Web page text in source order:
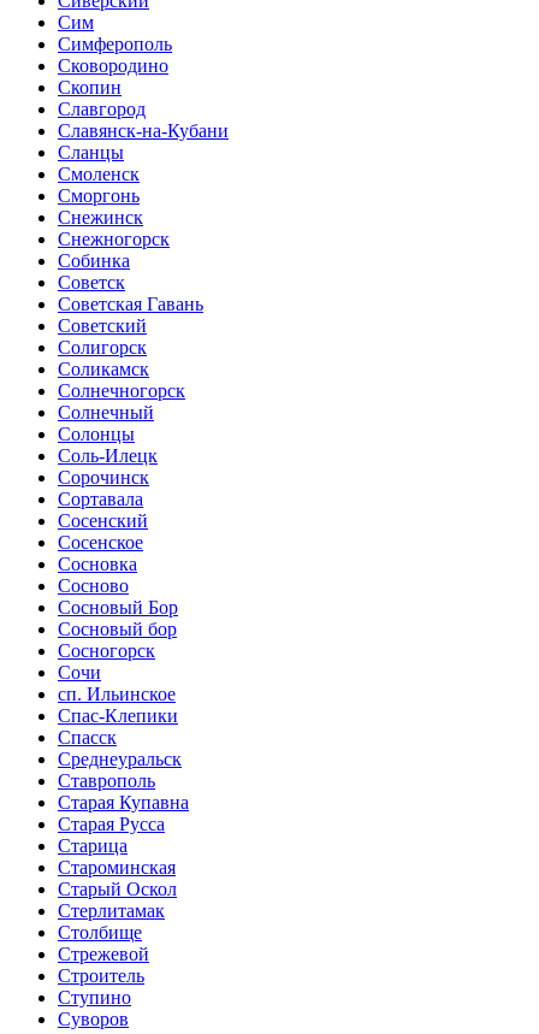
Сим
Симферополь
Сковородино
Скопин
Славгород
Славянск-на-Кубани
Сланцы
Смоленск
Сморгонь
Снежинск
Снежногорск
Собинка
Советск
Советская Гавань
Советский
Солигорск
Соликамск
Солнечногорск
Солнечный
Солонцы
Соль-Илецк
Сорочинск
Сортавала
Сосенский
Сосенское
Сосновка
Сосново
Сосновый Бор
Сосновый бор
Сосногорск
Сочи
сп. Ильинское
Спас-Клепики
Спасск
Среднеуральск
Ставрополь
Старая Купавна
Старая Русса
Старица
Староминская
Старый Оскол
Стерлитамак
Столбище
Стрежевой
Строитель
Ступино
Суворов